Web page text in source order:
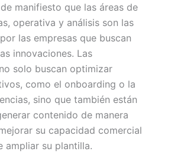
manifiesto que las áreas de
operativa y análisis son las
las empresas que buscan
innovaciones. Las
solo buscan optimizar
como el onboarding o la
sino que también están
contenido de manera
su capacidad comercial
ampliar su plantilla.